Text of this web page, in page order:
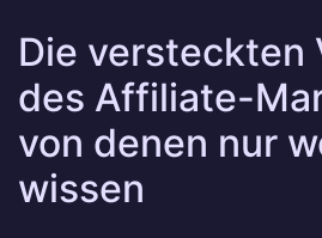
Die versteckten
des Affiliate-
von denen nur
wissen